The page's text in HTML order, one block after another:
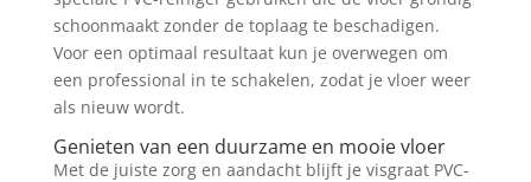
schoonmaakt zonder de toplaag te beschadigen.
Voor een optimaal resultaat kun je overwegen om
een professional in te schakelen, zodat je vloer weer
als nieuw wordt.
Genieten van een duurzame en mooie vloer
Met de juiste zorg en aandacht blijft je visgraat PVC-